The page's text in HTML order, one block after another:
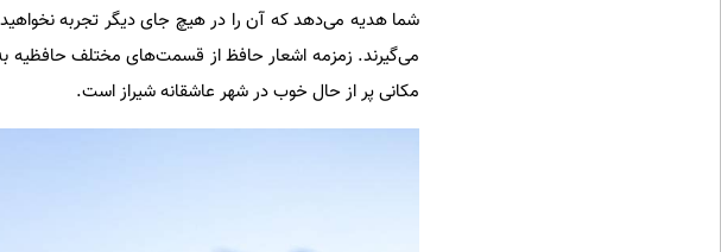
شما هدیه می‌دهد که آن را در هیچ جای دیگر تجربه
می‌گیرند. زمزمه اشعار حافظ از قسمت‌های مختلف حافظیه
مکانی پر از حال خوب در شهر عاشقانه شیراز است.